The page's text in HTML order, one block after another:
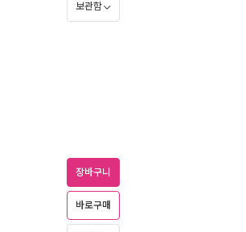
보관함
장바구니
바로구매